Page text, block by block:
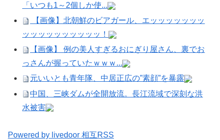
「いつも1～2個しか使...
【画像】北朝鮮のビアガール、エッッッッッッッ
ッッッッッッッッッッ！
【画像】 例の美人すぎるおにぎり屋さん、裏でお
っさんが握っていたｗｗｗ...
元いいとも青年隊、中居正広の”素顔”を暴露
中国、三峡ダムが全開放流。長江流域で深刻な洪
水被害
Powered by livedoor 相互RSS